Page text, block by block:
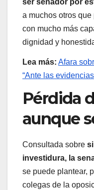
a muchos otros
con mucho más
dignidad y
Lea más: Afara
“Ante las
Pérdida
aunque
Consultada sobre
investidura, la
se puede plantear,
colegas de la